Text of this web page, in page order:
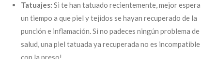
Tatuajes: Si te han tatuado recientemente, mejor espera
un tiempo a que piel y tejidos se hayan recuperado de la
punción e inflamación. Si no padeces ningún problema de
salud, una piel tatuada ya recuperada no es incompatible
con la preso!